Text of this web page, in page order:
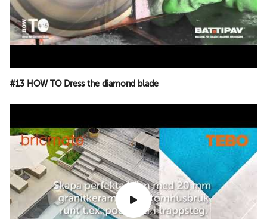
#13 HOW TO Dress the diamond blade